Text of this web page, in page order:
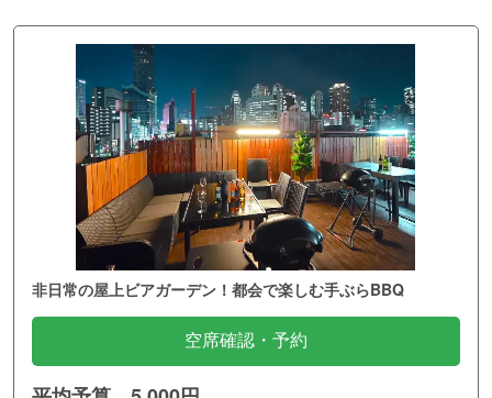
非日常の屋上ビアガーデン！都会で楽しむ手ぶらBBQ
空席確認・予約